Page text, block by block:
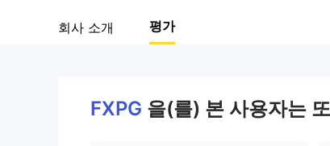
회사 소개 평가
FXPG 을(를) 본 사용자는